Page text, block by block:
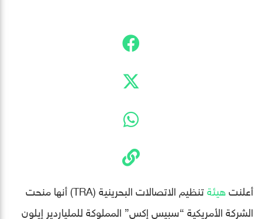
أعلنتهيئة
تنظيم الاتصالات البحرينية (TRA) أنها منحت
الشركة الأمريكية “سبيس إكس” المملوكة للملياردير إيلون